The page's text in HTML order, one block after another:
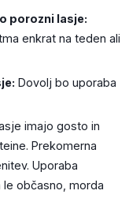
porozni lasje:
enkrat na teden ali
Dovolj bo uporaba
imajo gosto in
Prekomerna
Uporaba
občasno, morda